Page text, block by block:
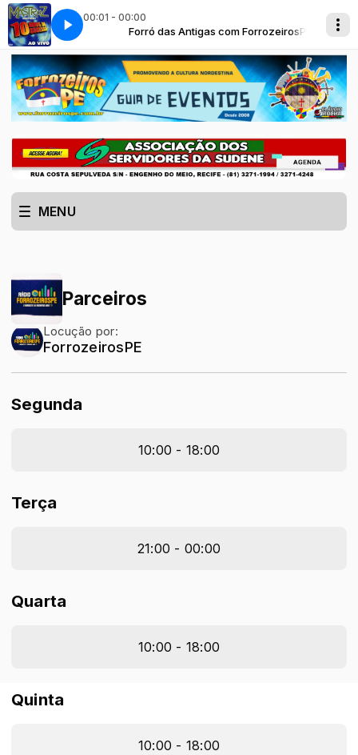
00:01 - 00:00
Forró das Antigas com ForrozeirosPE
DO NORDESTE Mastruz Com Leite - RAÍZES DO NORDESTE
MENU
Parceiros
Locução por:
ForrozeirosPE
Segunda
10:00 - 18:00
Terça
21:00 - 00:00
Quarta
10:00 - 18:00
Quinta
10:00 - 18:00